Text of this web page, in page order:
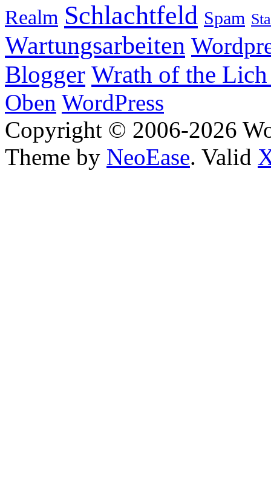
Realm Schlachtfeld Spam
Wartungsarbeiten
Blogger Wrath of the
Oben WordPress
Copyright © 2006-2026
Theme by NeoEase. Valid